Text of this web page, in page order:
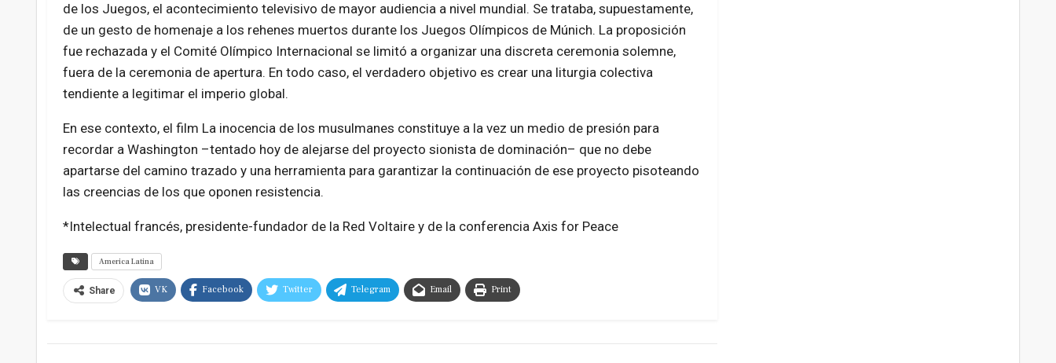
de los Juegos, el acontecimiento televisivo de mayor audiencia a nivel mundial. Se trataba, supuestamente,
de un gesto de homenaje a los rehenes muertos durante los Juegos Olímpicos de Múnich. La proposición
fue rechazada y el Comité Olímpico Internacional se limitó a organizar una discreta ceremonia solemne,
fuera de la ceremonia de apertura. En todo caso, el verdadero objetivo es crear una liturgia colectiva
tendiente a legitimar el imperio global.
En ese contexto, el film La inocencia de los musulmanes constituye a la vez un medio de presión para
recordar a Washington –tentado hoy de alejarse del proyecto sionista de dominación– que no debe
apartarse del camino trazado y una herramienta para garantizar la continuación de ese proyecto pisoteando
las creencias de los que oponen resistencia.
*Intelectual francés, presidente-fundador de la Red Voltaire y de la conferencia Axis for Peace
America Latina
Share VK Facebook Twitter Telegram Email Print